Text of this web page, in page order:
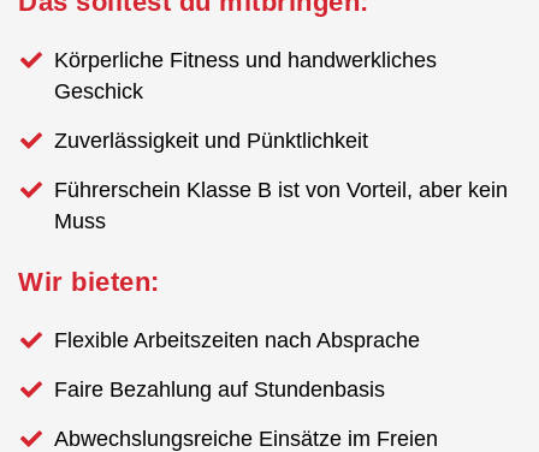
Körperliche Fitness und handwerkliches
Geschick
Zuverlässigkeit und Pünktlichkeit
Führerschein Klasse B ist von Vorteil, aber kein
Muss
Wir bieten:
Flexible Arbeitszeiten nach Absprache
Faire Bezahlung auf Stundenbasis
Abwechslungsreiche Einsätze im Freien